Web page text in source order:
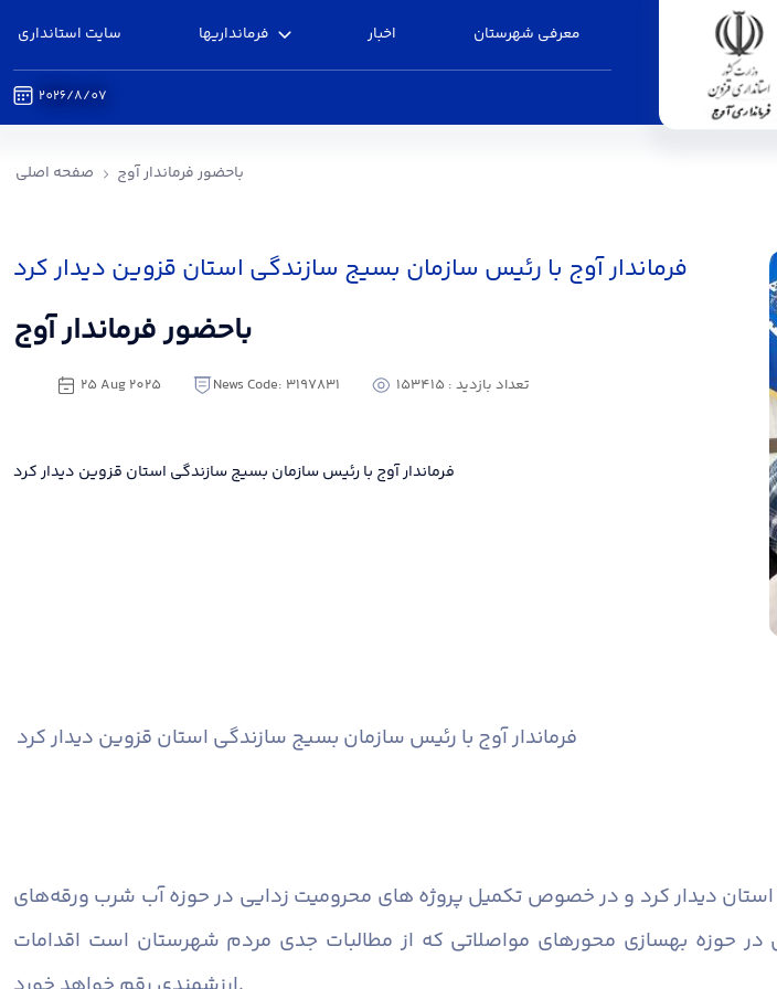
سایت استانداری فرمانداریها اخبار معرفی شهرستان
2026/8/07
صفحه اصلی باحضور فرماندار آوج
فرماندار آوج با رئیس سازمان بسیج سازندگی استان قزوین دیدار کرد
باحضور فرماندار آوج
25 Aug 2025 News Code: 3197831 تعداد بازدید : 153415
دیدار کرد و در خصوص تکمیل پروژه های محرومیت زدایی در حوزه آب شرب ورقه‌های
حوزه بهسازی محورهای مواصلاتی که از مطالبات جدی مردم شهرستان است اقدامات